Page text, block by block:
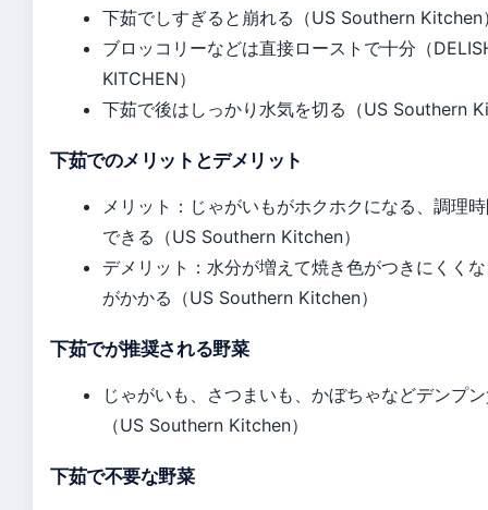
下茹でしすぎると崩れる（US Southern Kitchen
ブロッコリーなどは直接ローストで十分（
KITCHEN）
下茹で後はしっかり水気を切る（US Southern
下茹でのメリットとデメリット
メリット：じゃがいもがホクホクになる、調理
できる（US Southern Kitchen）
デメリット：水分が増えて焼き色がつきにくく
がかかる（US Southern Kitchen）
下茹でが推奨される野菜
じゃがいも、さつまいも、かぼちゃなどデンプ
（US Southern Kitchen）
下茹で不要な野菜